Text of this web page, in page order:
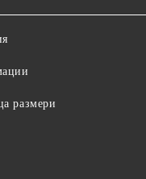
размери